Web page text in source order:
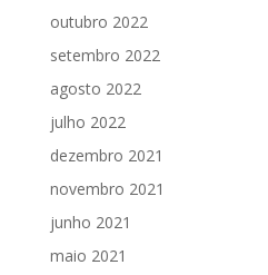
outubro 2022
setembro 2022
agosto 2022
julho 2022
dezembro 2021
novembro 2021
junho 2021
maio 2021